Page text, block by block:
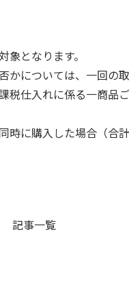
となります。
かについては、一回の
税仕入れに係る一商品
時に購入した場合（合
記事一覧